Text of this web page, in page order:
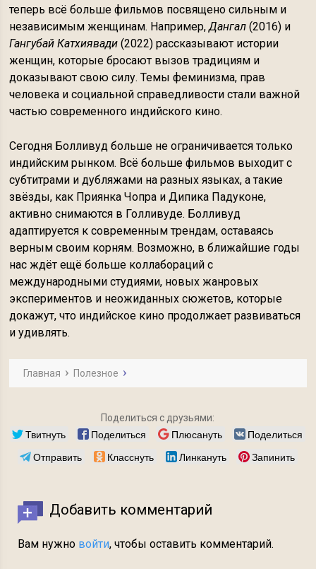
теперь всё больше фильмов посвящено сильным и
независимым женщинам. Например,Дангал (2016) и
Гангубай Катхиявади (2022) рассказывают истории
женщин, которые бросают вызов традициям и
доказывают свою силу. Темы феминизма, прав
человека и социальной справедливости стали важной
частью современного индийского кино.
Сегодня Болливуд больше не ограничивается только
индийским рынком. Всё больше фильмов выходит с
субтитрами и дубляжами на разных языках, а такие
звёзды, как Приянка Чопра и Дипика Падуконе,
активно снимаются в Голливуде. Болливуд
адаптируется к современным трендам, оставаясь
верным своим корням. Возможно, в ближайшие годы
нас ждёт ещё больше коллабораций с
международными студиями, новых жанровых
экспериментов и неожиданных сюжетов, которые
докажут, что индийское кино продолжает развиваться
и удивлять.
Главная Полезное
Поделиться с друзьями:
Твитнуть Поделиться Плюсануть
Поделиться
Отправить
Класснуть Линкануть Запинить
Добавить комментарий
Вам нужно войти, чтобы оставить комментарий.